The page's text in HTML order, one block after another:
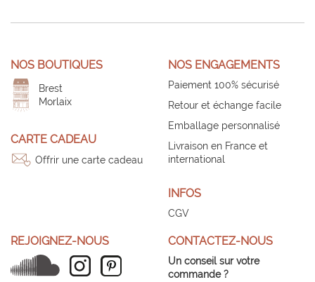
NOS BOUTIQUES
Brest
Morlaix
CARTE CADEAU
Offrir une carte cadeau
NOS ENGAGEMENTS
Paiement 100% sécurisé
Retour et échange facile
Emballage personnalisé
Livraison en France et
international
INFOS
CGV
REJOIGNEZ-NOUS CONTACTEZ-NOUS
Un conseil sur votre
commande ?